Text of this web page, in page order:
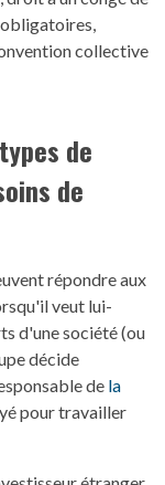
obligatoires,
collective
types de
de
répondre aux
veut lui-
d'une société (ou
décide
de la
pour travailler